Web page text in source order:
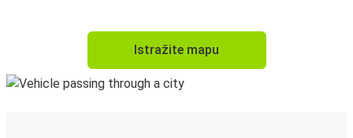
Istražite mapu